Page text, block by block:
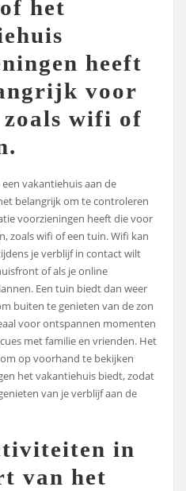
het
heeft
voor
wifi of
vakantiehuis aan de
belangrijk om te controleren
voorzieningen heeft die voor
zoals wifi of een tuin. Wifi kan
je verblijf in contact wilt
of als je online
Een tuin biedt dan weer
buiten te genieten van de zon
voor ontspannen momenten
met familie en vrienden. Het
op voorhand te bekijken
het vakantiehuis biedt, zodat
van je verblijf aan de
in
van het